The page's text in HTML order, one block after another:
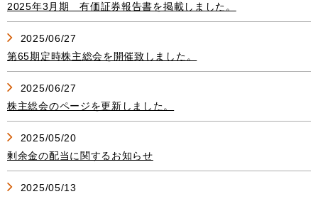
2025年3月期 有価証券報告書を掲載しました。
2025/06/27
第65期定時株主総会を開催致しました。
2025/06/27
株主総会のページを更新しました。
2025/05/20
剰余金の配当に関するお知らせ
2025/05/13